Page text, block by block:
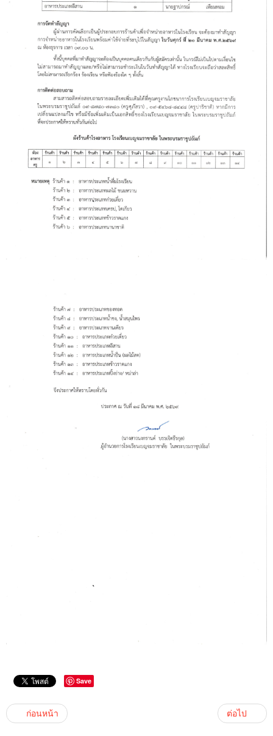
Save
ก่อนหน้า ต่อไป